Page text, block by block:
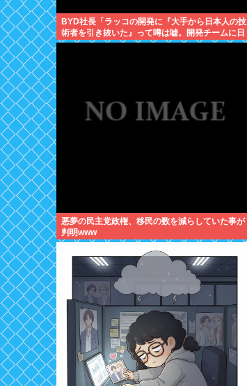
BYD社長「ラッコの開発に『大手から日本人の技
術者を引き抜いた』って噂は嘘。開発チームに日
本人は0人です」
悪夢の民主党政権、移民の数を減らしていた事が
判明www